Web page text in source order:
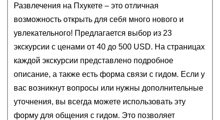
Као Лак
Остров Майтон
Квест на Пхукете «Тайны Старого города»
В поисках сундука сокровищ — на Пхукете
Нетуристический Пхукет на байках
Неизведанный Пхукет — обзорное
путешествие на мото
сентябрь 2026года от 40 до 500 USD
Развлечения на Пхукете – это отличная
возможность открыть для себя много нового и
увлекательного! Предлагается выбор из 23
экскурсии с ценами от 40 до 500 USD. На страницах
каждой экскурсии представлено подробное
описание, а также есть форма связи с гидом. Если у
вас возникнут вопросы или нужны дополнительные
уточнения, вы всегда можете использовать эту
форму для общения с гидом. Это позволяет